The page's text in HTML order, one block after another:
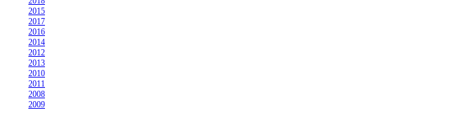
2015
2017
2016
2014
2012
2013
2010
2011
2008
2009